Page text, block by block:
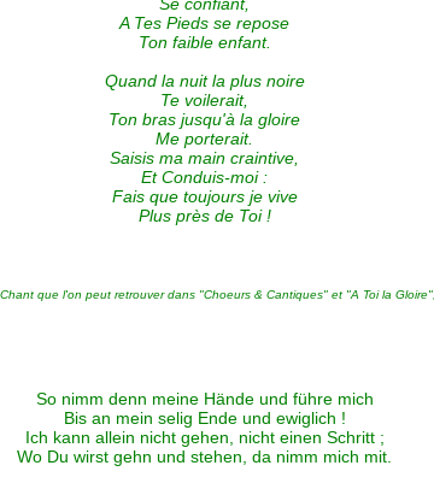
A Tes Pieds se repose
Ton faible enfant.
Quand la nuit la plus noire
Te voilerait,
Ton bras jusqu'à la gloire
Me porterait.
Saisis ma main craintive,
Et Conduis-moi :
Fais que toujours je vive
Plus près de Toi !
Chant que l'on peut retrouver dans "Choeurs & Cantiques" et "A Toi la Gloire",
So nimm denn meine Hände und führe mich
Bis an mein selig Ende und ewiglich !
Ich kann allein nicht gehen, nicht einen Schritt ;
Wo Du wirst gehn und stehen, da nimm mich mit.